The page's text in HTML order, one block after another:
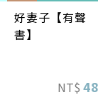
好妻子【有聲
書】
NT$